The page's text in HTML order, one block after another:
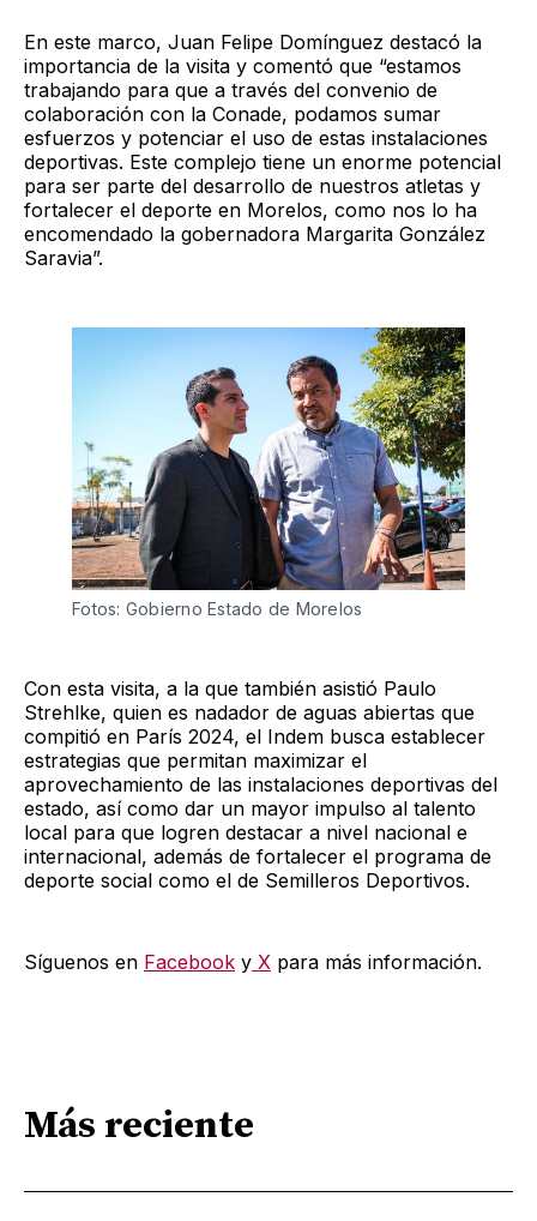
En este marco, Juan Felipe Domínguez destacó la
importancia de la visita y comentó que “estamos
trabajando para que a través del convenio de
colaboración con la Conade, podamos sumar
esfuerzos y potenciar el uso de estas instalaciones
deportivas. Este complejo tiene un enorme potencial
para ser parte del desarrollo de nuestros atletas y
fortalecer el deporte en Morelos, como nos lo ha
encomendado la gobernadora Margarita González
Saravia”.
Fotos: Gobierno Estado de Morelos
Con esta visita, a la que también asistió Paulo
Strehlke, quien es nadador de aguas abiertas que
compitió en París 2024, el Indem busca establecer
estrategias que permitan maximizar el
aprovechamiento de las instalaciones deportivas del
estado, así como dar un mayor impulso al talento
local para que logren destacar a nivel nacional e
internacional, además de fortalecer el programa de
deporte social como el de Semilleros Deportivos.
Síguenos en Facebook y X para más información.
Más reciente